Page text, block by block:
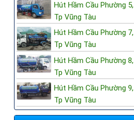
Hút Hầm Cầu Phường 5,
Tp Vũng Tàu
Hút Hầm Cầu Phường 7,
Tp Vũng Tàu
Hút Hầm Cầu Phường 8,
Tp Vũng Tàu
Hút Hầm Cầu Phường 9,
Tp Vũng Tàu